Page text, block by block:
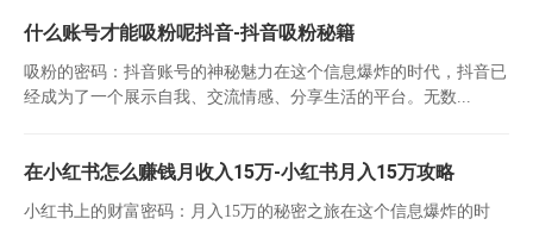
什么账号才能吸粉呢抖音-抖音吸粉秘籍
吸粉的密码：抖音账号的神秘魅力在这个信息爆炸的时代，抖音已
经成为了一个展示自我、交流情感、分享生活的平台。无数...
在小红书怎么赚钱月收入15万-小红书月入15万攻略
小红书上的财富密码：月入15万的秘密之旅在这个信息爆炸的时